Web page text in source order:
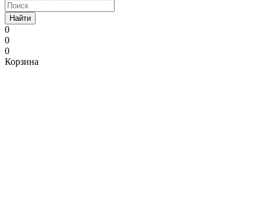
Найти
0
0
0
Корзина